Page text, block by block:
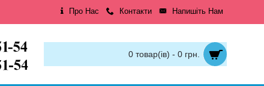
Про Нас Контакти Напишіть Нам
0 товар(ів) - 0 грн.